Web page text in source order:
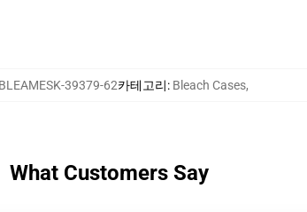
BLEAMESK-39379-62카테고리: Bleach Cases,
What Customers Say